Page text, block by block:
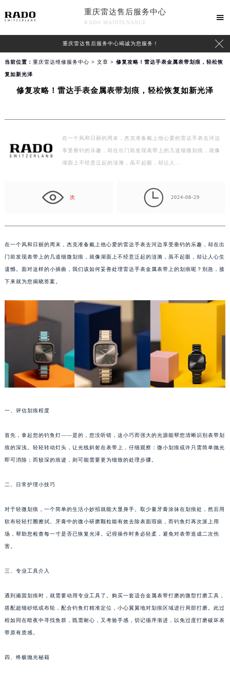
重庆雷达售后服务中心
RADO MAINTENANCE

重庆雷达售后服务中心竭诚为您服务！ 
当前位置： 重庆雷达维修服务中心 > 文章 > 修复攻略！雷达手表金属表带划痕，轻松恢
复如新光泽
修复攻略！雷达手表金属表带划痕，轻松恢复如新光泽
在一个风和日丽的周末，杰克准备戴上他心爱的雷达手表去河边
享受垂钓的乐趣，却在出门前发现表带上的几道细微划痕，就像
湖面上不经意泛起的涟漪，虽不起眼，却让人…
次  2024-08-29
在一个风和日丽的周末，杰克准备戴上他心爱的雷达手表去河边享受垂钓的乐趣，却在出
门前发现表带上的几道细微划痕，就像湖面上不经意泛起的涟漪，虽不起眼，却让人心生
遗憾。面对这样的小插曲，我们该如何妥善处理雷达手表金属表带上的划痕呢？别急，接
下来就为您揭晓答案。
一、评估划痕程度
首先，拿起您的钓鱼灯——是的，您没听错，这小巧而强大的光源能帮您清晰识别表带划
痕的深浅。轻轻转动灯头，让光线斜射在表带上，仔细观察：微小划痕或许只需简单抛光
即可消除；而较深的痕迹，则可能需要更为细致的处理步骤。
二、日常护理小技巧
对于轻微划痕，一个简单的生活小妙招就能大显身手。取少量牙膏涂抹在划痕处，然后用
软布轻轻打圈擦拭。牙膏中的微小研磨颗粒能有效去除表面瑕疵，而钓鱼灯再次派上用
场，帮助您检查每一寸是否已恢复光泽。记得操作时务必轻柔，避免对表带造成二次伤
害。
三、专业工具介入
遇到顽固划痕时，就需要动用专业工具了。购买一套适合金属表带打磨的微型打磨工具，
搭配超细砂纸或布轮，配合钓鱼灯精准定位，小心翼翼地对划痕区域进行局部打磨。此过
程如同在暗夜中寻找鱼群，既需耐心，又考验手感，切记循序渐进，以免过度打磨破坏表
带原有质感。
四、终极抛光秘籍